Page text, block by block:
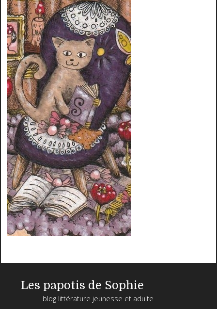
Les papotis de Sophie
blog littérature jeunesse et adulte